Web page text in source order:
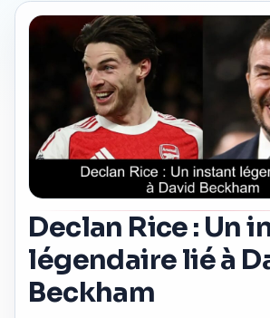
Declan Rice : Un
légendaire lié à
Beckham